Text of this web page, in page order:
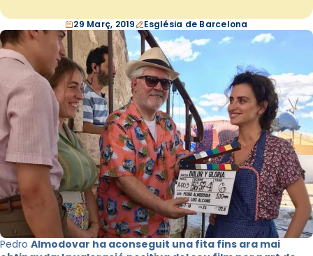
29 Març, 2019 Església de Barcelona
Pedro Almodovar ha aconseguit una fita fins ara mai